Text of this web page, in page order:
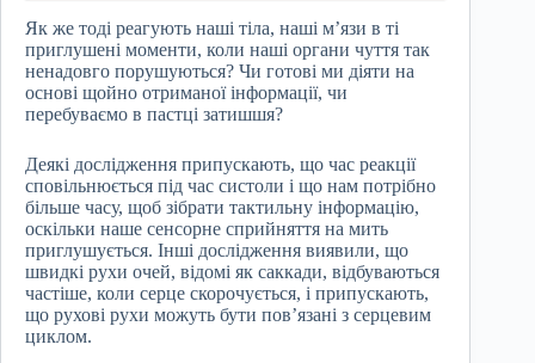
Як же тоді реагують наші тіла, наші м’язи в ті
приглушені моменти, коли наші органи чуття так
ненадовго порушуються? Чи готові ми діяти на
основі щойно отриманої інформації, чи
перебуваємо в пастці затишшя?
Деякі дослідження припускають, що час реакції
сповільнюється під час систоли і що нам потрібно
більше часу, щоб зібрати тактильну інформацію,
оскільки наше сенсорне сприйняття на мить
приглушується. Інші дослідження виявили, що
швидкі рухи очей, відомі як саккади, відбуваються
частіше, коли серце скорочується, і припускають,
що рухові рухи можуть бути пов’язані з серцевим
циклом.